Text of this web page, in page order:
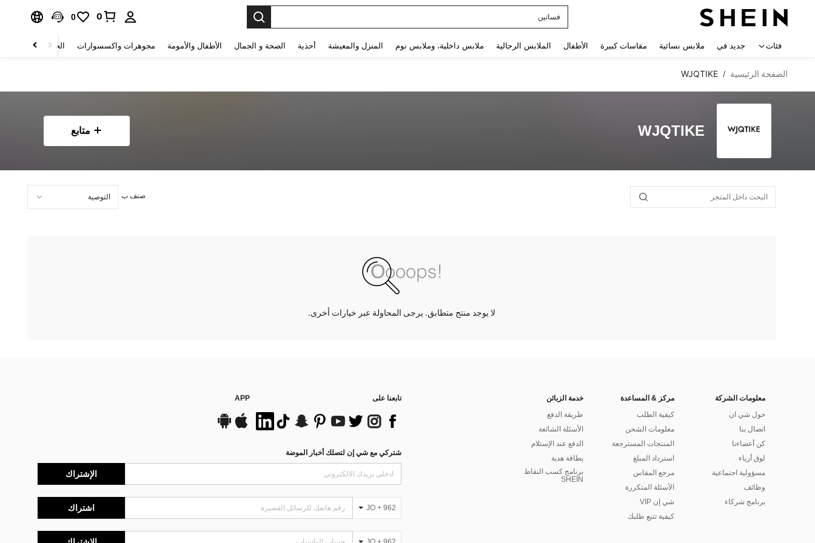
فساتين
0
0
فئات جديد في ملابس نسائية مقاسات كبيرة الأطفال الملابس الرجالية ملابس داخلية، وملابس نوم المنزل والمعيشة أحذية الصحة و الجمال الأطفال والأمومة مجوهرات واكسسوارات الحقائب والأمتعة
الصفحة الرئيسية /
WJQTIKE
WJQTIKE متابع
صنف ب
لا يوجد منتج متطابق. يرجى المحاولة عبر خيارات أخرى.
معلومات الشركة
حول شي ان
اتصال بنا
كن أعضاءنا
لوق أزياء
مسؤولية اجتماعية
وظائف
برنامج شركاء
مركز & المساعدة
كيفية الطلب
معلومات الشحن
المنتجات المسترجعة
استرداد المبلغ
مرجع المقاس
الأسئلة المتكررة
شي إن VIP
كيفية تتبع طلبك
خدمة الزبائن
طريقة الدفع
الأسئلة الشائعة
الدفع عند الإستلام
بطاقة هدية
برنامج كسب النقاط
SHEIN
تابعنا على APP
شتركي مع شي إن لتصلك أخبار الموضة
الإشتراك
JO + 962 اشتراك